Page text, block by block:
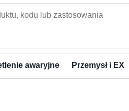
awaryjne Przemysł i EX